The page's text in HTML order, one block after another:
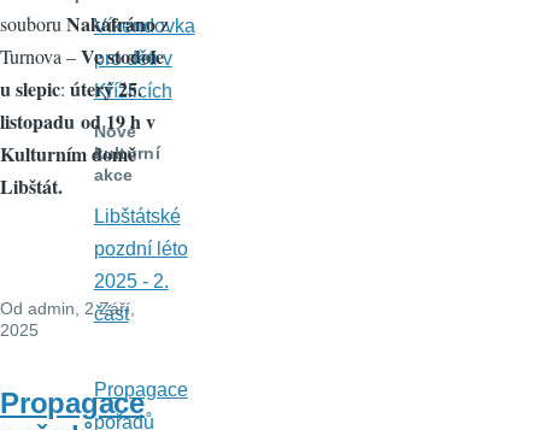
souboru Nakafránoz
Turnova –Ve stodole
u slepic: úterý 25.
listopadu od 19 h v
Kulturním domě
Libštát.
Od admin , 2 Září,
2025
Propagace
Víkendovka
pro děti v
Křížlicích
Nové
kulturní
akce
Libštátské
pozdní léto
2025 - 2.
část
Propagace
pořadů